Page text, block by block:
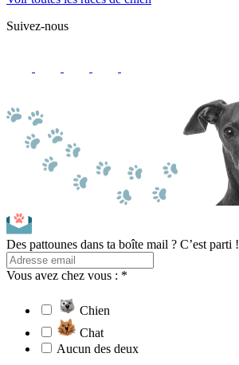
Suivez-nous
Des pattounes dans ta boîte mail ? C’est parti !
Vous avez chez vous : *
Chien
Chat
Aucun des deux